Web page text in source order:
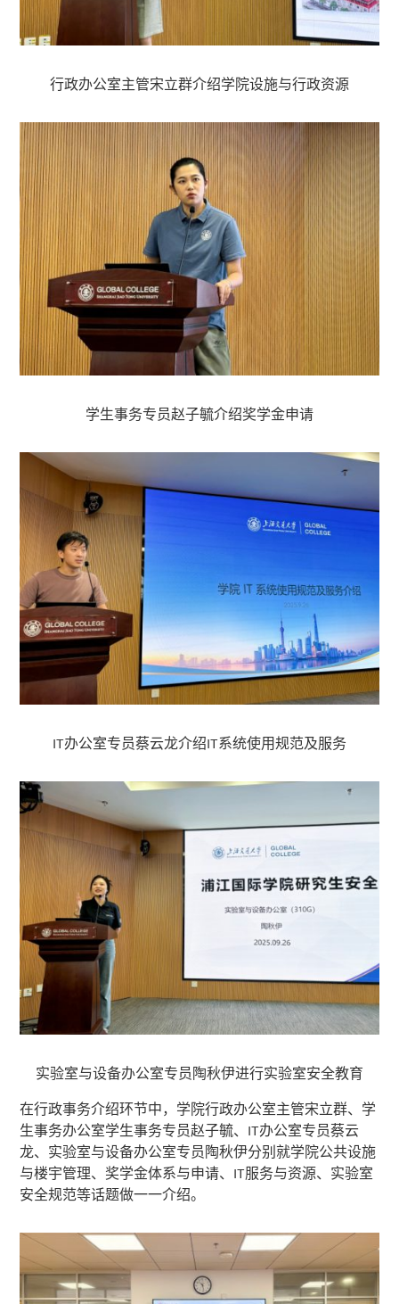
行政办公室主管宋立群介绍学院设施与行政资源
学生事务专员赵子毓介绍奖学金申请
IT办公室专员蔡云龙介绍IT系统使用规范及服务
实验室与设备办公室专员陶秋伊进行实验室安全教育
在行政事务介绍环节中，学院行政办公室主管宋立群、学
生事务办公室学生事务专员赵子毓、IT办公室专员蔡云
龙、实验室与设备办公室专员陶秋伊分别就学院公共设施
与楼宇管理、奖学金体系与申请、IT服务与资源、实验室
安全规范等话题做一一介绍。